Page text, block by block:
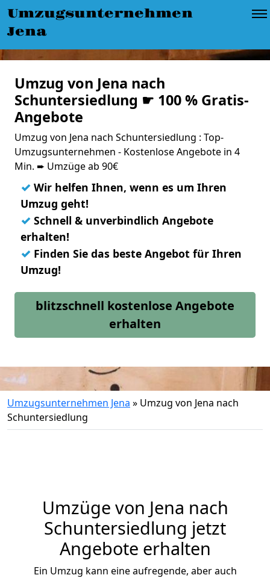
Umzugsunternehmen
Jena
Umzug von Jena nach
Schuntersiedlung ☛ 100 % Gratis-
Angebote
Umzug von Jena nach Schuntersiedlung : Top-
Umzugsunternehmen - Kostenlose Angebote in 4
Min. ➨ Umzüge ab 90€
✓ Wir helfen Ihnen, wenn es um Ihren
Umzug geht!
✓ Schnell & unverbindlich Angebote
erhalten!
✓ Finden Sie das beste Angebot für Ihren
Umzug!
blitzschnell kostenlose Angebote
erhalten
Umzugsunternehmen Jena » Umzug von Jena nach
Schuntersiedlung
Umzüge von Jena nach
Schuntersiedlung jetzt
Angebote erhalten
Ein Umzug kann eine aufregende, aber auch